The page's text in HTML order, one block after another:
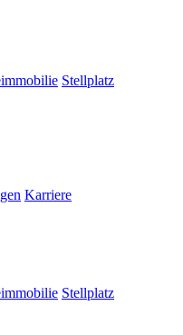
Stellplatz
Karriere
Stellplatz